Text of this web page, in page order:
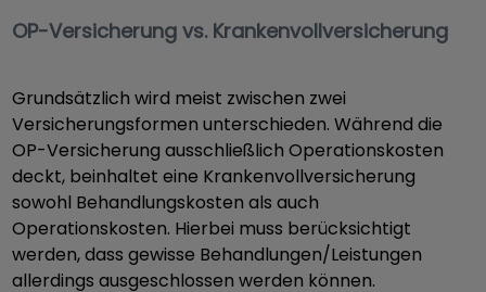
OP-Versicherung vs. Krankenvollversicherung
Grundsätzlich wird meist zwischen zwei
Versicherungsformen unterschieden. Während die
OP-Versicherung ausschließlich Operationskosten
deckt, beinhaltet eine Krankenvollversicherung
sowohl Behandlungskosten als auch
Operationskosten. Hierbei muss berücksichtigt
werden, dass gewisse Behandlungen/Leistungen
allerdings ausgeschlossen werden können.